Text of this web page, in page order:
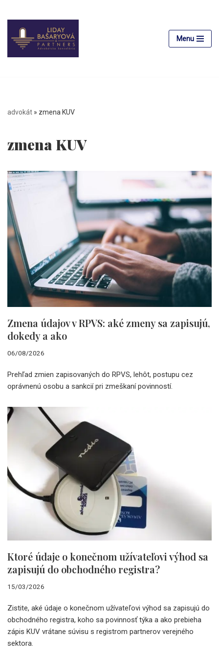
Preskočiť
na
obsah
Menu
advokát » zmena KUV
zmena KUV
Zmena údajov v RPVS: aké zmeny sa zapisujú,
dokedy a ako
06/08/2026
Prehľad zmien zapisovaných do RPVS, lehôt, postupu cez
oprávnenú osobu a sankcií pri zmeškaní povinností.
Ktoré údaje o konečnom užívateľovi výhod sa
zapisujú do obchodného registra?
15/03/2026
Zistite, aké údaje o konečnom užívateľovi výhod sa zapisujú do
obchodného registra, koho sa povinnosť týka a ako prebieha
zápis KUV vrátane súvisu s registrom partnerov verejného
sektora.